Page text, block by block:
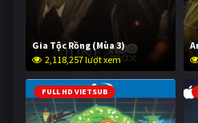
Gia Tộc Rồng (Mùa 3)
2,118,257 lượt xem
FULL HD VIETSUB